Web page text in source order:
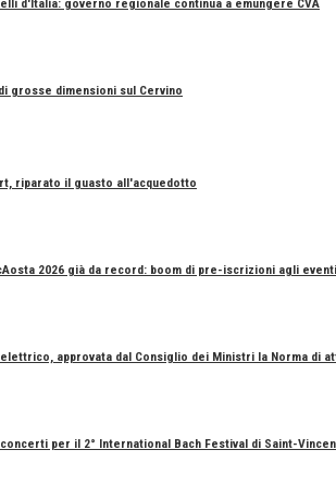
d'Italia: governo regionale continua a emungere CVA
grosse dimensioni sul Cervino
riparato il guasto all'acquedotto
2026 già da record: boom di pre-iscrizioni agli eventi
approvata dal Consiglio dei Ministri la Norma di
per il 2° International Bach Festival di Saint-